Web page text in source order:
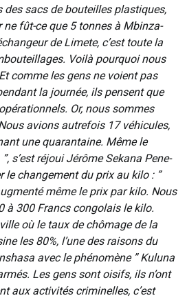
sacs de bouteilles plastiques,
fût-ce que 5 tonnes à Mbinza-
de Limete, c’est toute la
Voilà pourquoi nous
comme les gens ne voient pas
la journée, ils pensent que
Or, nous sommes
avions autrefois 17 véhicules,
une quarantaine. Même le
s’est réjoui Jérôme Sekana Pene-
le changement du prix au kilo : ”
même le prix par kilo. Nous
à 300 Francs congolais le kilo.
où le taux de chômage de la
les 80%, l’une des raisons du
avec le phénomène ” Kuluna
Les gens sont oisifs, ils n’ont
aux activités criminelles, c’est